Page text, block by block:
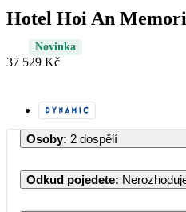
Hotel Hoi An
Novinka
37 529 Kč
Osoby: 2 dospělí
Odkud pojedete: